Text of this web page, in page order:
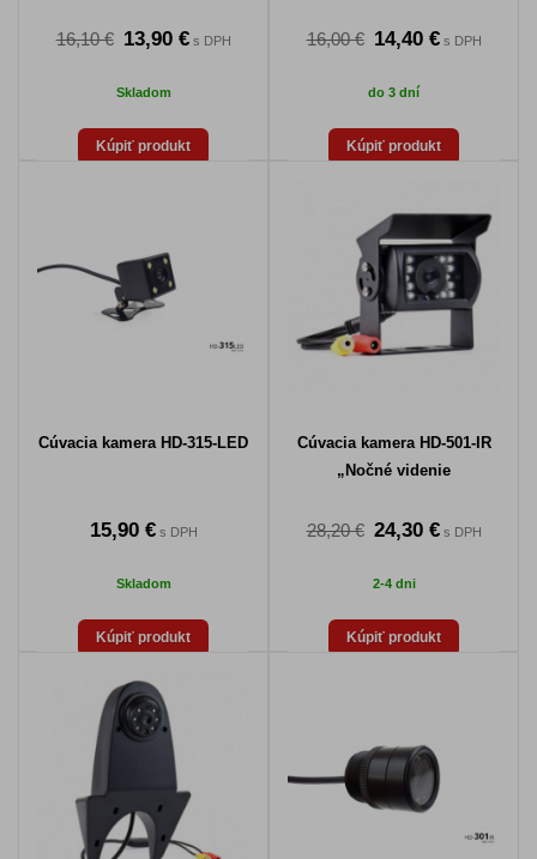
16,10 € 13,90 €s DPH
Skladom
Kúpiť produkt
16,00 € 14,40 €s DPH
do 3 dní
Kúpiť produkt
Cúvacia kamera HD-315-LED
15,90 €s DPH
Skladom
Kúpiť produkt
Cúvacia kamera HD-501-IR
„Nočné videnie
28,20 € 24,30 €s DPH
2-4 dni
Kúpiť produkt